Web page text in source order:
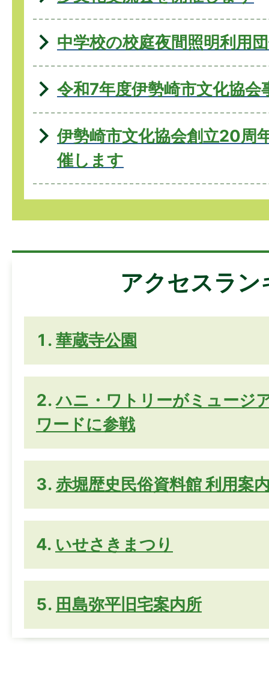
中学校の校庭夜間照明利用
令和7年度伊勢崎市文化協会
伊勢崎市文化協会創立20周
催します
アクセスラン
華蔵寺公園
ハニ・ワトリーがミュージ
ワードに参戦
赤堀歴史民俗資料館 利用案
いせさきまつり
田島弥平旧宅案内所